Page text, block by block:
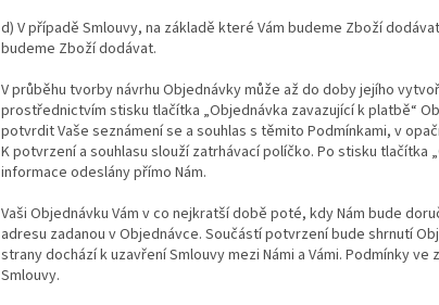
d) V případě Smlouvy, na základě které Vám budeme Zboží
budeme Zboží dodávat.
V průběhu tvorby návrhu Objednávky může až do doby jejího
prostřednictvím stisku tlačítka „Objednávka zavazující k platbě“
potvrdit Vaše seznámení se a souhlas s těmito Podmínkami, v
K potvrzení a souhlasu slouží zatrhávací políčko. Po stisku tlačítka
informace odeslány přímo Nám.
Vaši Objednávku Vám v co nejkratší době poté, kdy Nám bude
adresu zadanou v Objednávce. Součástí potvrzení bude shrnutí
strany dochází k uzavření Smlouvy mezi Námi a Vámi. Podmínky
Smlouvy.